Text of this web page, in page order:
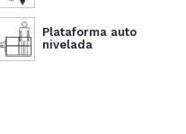
Plataforma auto
nivelada